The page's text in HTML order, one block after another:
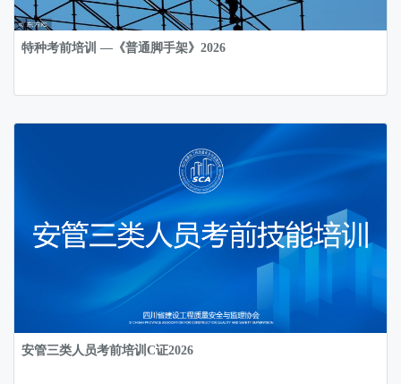
特种考前培训 —《普通脚手架》2026
安管三类人员考前培训C证2026